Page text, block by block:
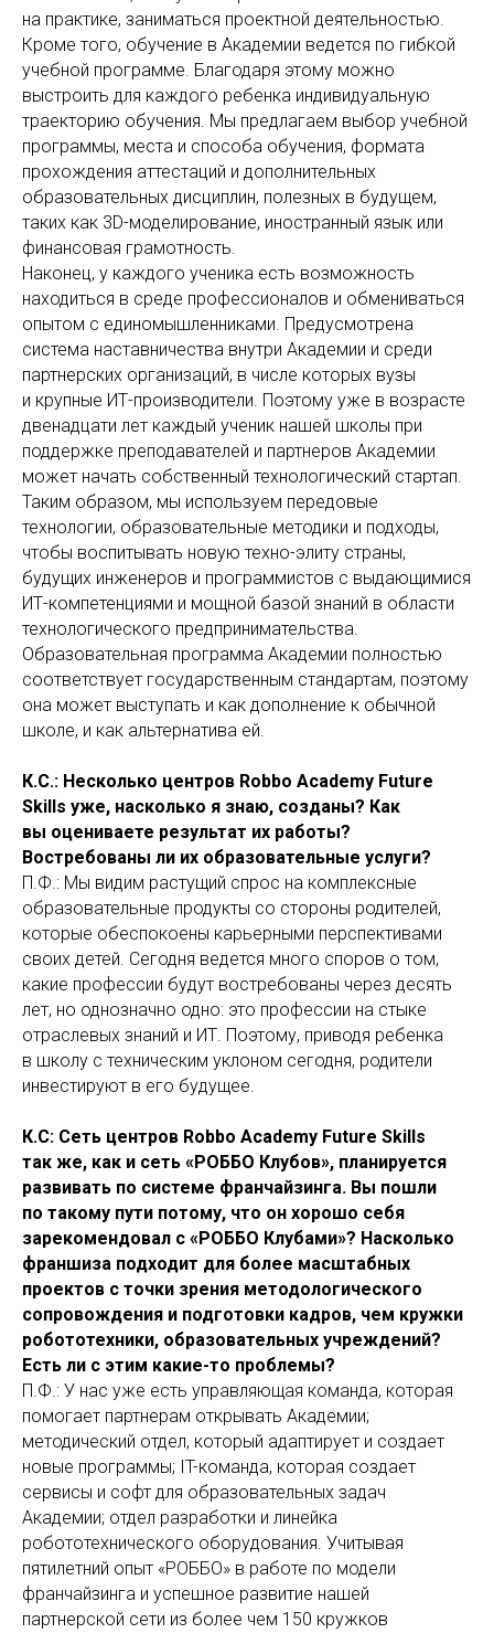
на практике, заниматься проектной деятельностью.
Кроме того, обучение в Академии ведется по гибкой
учебной программе. Благодаря этому можно
выстроить для каждого ребенка индивидуальную
траекторию обучения. Мы предлагаем выбор учебной
программы, места и способа обучения, формата
прохождения аттестаций и дополнительных
образовательных дисциплин, полезных в будущем,
таких как 3D-моделирование, иностранный язык или
финансовая грамотность.
Наконец, у каждого ученика есть возможность
находиться в среде профессионалов и обмениваться
опытом с единомышленниками. Предусмотрена
система наставничества внутри Академии и среди
партнерских организаций, в числе которых вузы
и крупные ИТ-производители. Поэтому уже в возрасте
двенадцати лет каждый ученик нашей школы при
поддержке преподавателей и партнеров Академии
может начать собственный технологический стартап.
Таким образом, мы используем передовые
технологии, образовательные методики и подходы,
чтобы воспитывать новую техно-элиту страны,
будущих инженеров и программистов с выдающимися
ИТ-компетенциями и мощной базой знаний в области
технологического предпринимательства.
Образовательная программа Академии полностью
соответствует государственным стандартам, поэтому
она может выступать и как дополнение к обычной
школе, и как альтернатива ей.
К.С.: Несколько центров Robbo Academy Future
Skills уже, насколько я знаю, созданы? Как
вы оцениваете результат их работы?
Востребованы ли их образовательные услуги?
П.Ф.: Мы видим растущий спрос на комплексные
образовательные продукты со стороны родителей,
которые обеспокоены карьерными перспективами
своих детей. Сегодня ведется много споров о том,
какие профессии будут востребованы через десять
лет, но однозначно одно: это профессии на стыке
отраслевых знаний и ИТ. Поэтому, приводя ребенка
в школу с техническим уклоном сегодня, родители
инвестируют в его будущее.
К.С: Сеть центров Robbo Academy Future Skills
так же, как и сеть «РОББО Клубов», планируется
развивать по системе франчайзинга. Вы пошли
по такому пути потому, что он хорошо себя
зарекомендовал с «РОББО Клубами»? Насколько
франшиза подходит для более масштабных
проектов с точки зрения методологического
сопровождения и подготовки кадров, чем кружки
робототехники, образовательных учреждений?
Есть ли с этим какие-то проблемы?
П.Ф.: У нас уже есть управляющая команда, которая
помогает партнерам открывать Академии;
методический отдел, который адаптирует и создает
новые программы; IT-команда, которая создает
сервисы и софт для образовательных задач
Академии; отдел разработки и линейка
робототехнического оборудования. Учитывая
пятилетний опыт «РОББО» в работе по модели
франчайзинга и успешное развитие нашей
партнерской сети из более чем 150 кружков